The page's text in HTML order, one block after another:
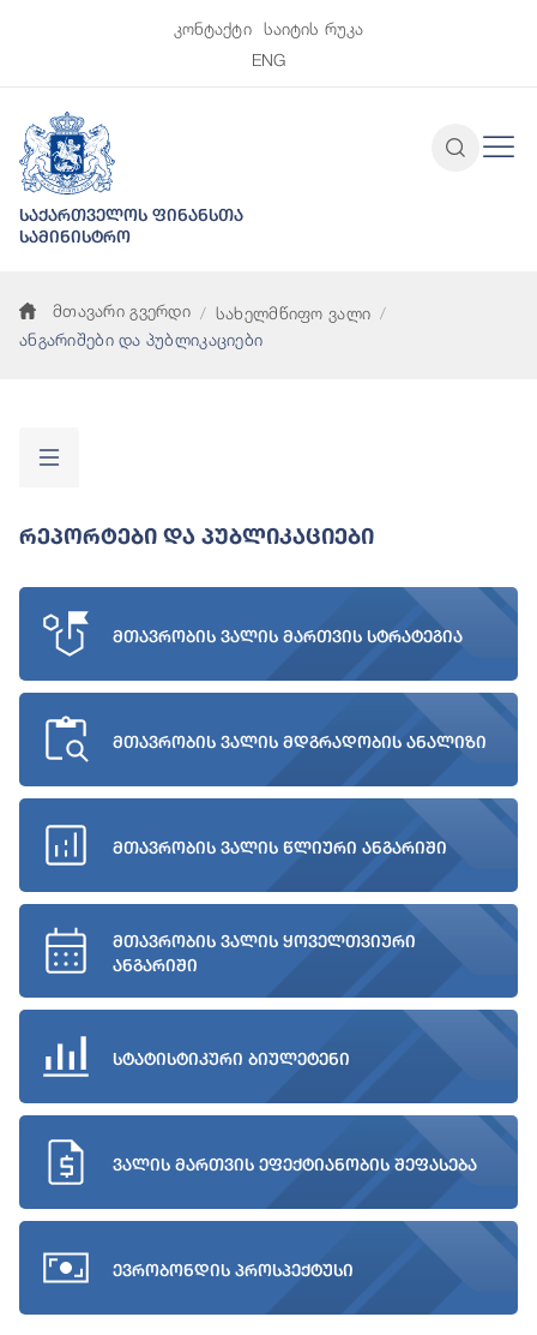
კონტაქტი
საიტის რუკა
ENG
საქართველოს ფინანსთა
სამინისტრო
მთავარი გვერდი
სახელმწიფო ვალი
ანგარიშები და პუბლიკაციები
Რეპორტები Და Პუბლიკაციები
მთავრობის ვალის მართვის სტრატეგია
მთავრობის ვალის მდგრადობის ანალიზი
მთავრობის ვალის წლიური ანგარიში
მთავრობის ვალის ყოველთვიური
ანგარიში
სტატისტიკური ბიულეტენი
ვალის მართვის ეფექტიანობის შეფასება
ევრობონდის პროსპექტუსი